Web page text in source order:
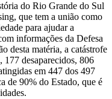
do Rio Grande do Sul
que tem a união como
para ajudar a
informações da Defesa
desta matéria, a catástrofe
desaparecidos, 806
em 447 dos 497
de 90% do Estado, que é